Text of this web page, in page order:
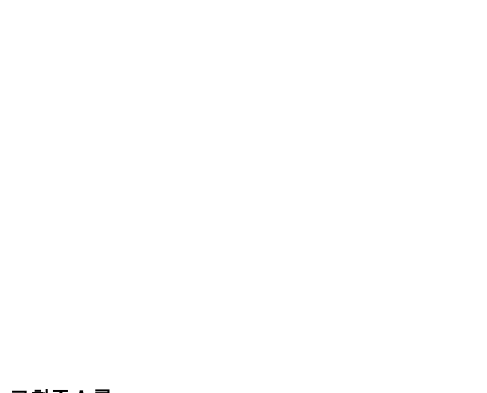
입